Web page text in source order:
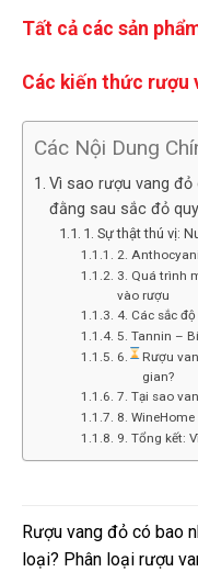
Tất cả các sản
Các kiến thức rượu
Các Nội Dung
Vì sao rượu vang
đằng sau sắc đỏ
1. Sự thật thú vị:
2.
3. Quá trình
vào rượu
4. Các sắc
5. Tannin –
6.
Rượu
gian?
7. Tại sao
8.
9. Tổng kết:
Rượu vang đỏ có bao
loại? Phân loại rượu